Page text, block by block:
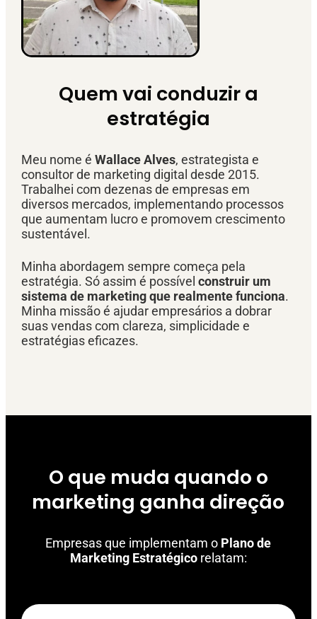
Quem vai conduzir a
estratégia
Meu nome é Wallace Alves, estrategista e
consultor de marketing digital desde 2015.
Trabalhei com dezenas de empresas em
diversos mercados, implementando processos
que aumentam lucro e promovem crescimento
sustentável.
Minha abordagem sempre começa pela
estratégia. Só assim é possível construir um
sistema de marketing que realmente funciona.
Minha missão é ajudar empresários a dobrar
suas vendas com clareza, simplicidade e
estratégias eficazes.
O que muda quando o
marketing ganha direção
Empresas que implementam o Plano de
Marketing Estratégicorelatam: